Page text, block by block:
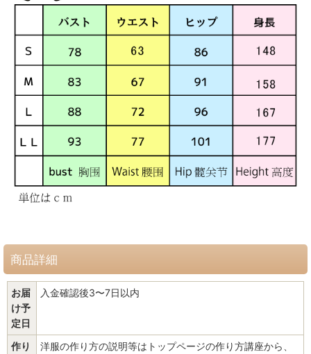
商品詳細
お届
け予
定日
入金確認後3〜7日以内
作り
洋服の作り方の説明等はトップページの作り方講座から、